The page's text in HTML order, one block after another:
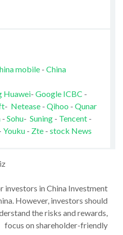
mobile- China
Huawei- Google ICBC -
- Netease- Qihoo - Qunar
- Sohu- Suning- Tencent-
Youku - Zte- stock News
investors in China Investment
However, investors should
the risks and rewards,
focus on shareholder-friendly